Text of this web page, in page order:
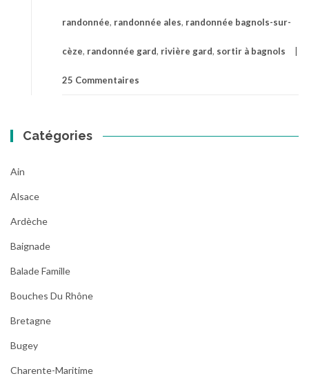
randonnée, randonnée ales, randonnée bagnols-sur-
cèze, randonnée gard, rivière gard, sortir à bagnols
25 Commentaires
Catégories
Ain
Alsace
Ardèche
Baignade
Balade Famille
Bouches Du Rhône
Bretagne
Bugey
Charente-Maritime